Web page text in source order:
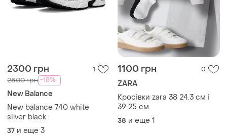
2300 грн 1
2800 грн -18%
New Balance
New balance 740 white
silver black
37 и еще 3
1100 грн 0
ZARA
Кросівки zara 38 24.3 см і
39 25 см
38 и еще 1